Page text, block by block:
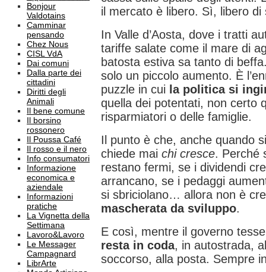
Bonjour
Valdotains
Camminar
pensando
Chez Nous
CISL VdA
Dai comuni
Dalla parte dei
cittadini
Diritti degli
Animali
Il bene comune
Il borsino
rossonero
Il Poussa Café
Il rosso e il nero
Info consumatori
Informazione
economica e
aziendale
Informazioni
pratiche
La Vignetta della
Settimana
Lavoro&Lavoro
Le Messager
Campagnard
LibrArte
il mercato è libero. Sì, libero di
In Valle d’Aosta, dove i tratti
tariffe salate come il mare di
batosta estiva sa tanto di
solo un piccolo aumento. È
puzzle in cui la politica si
quella dei potentati, non certo
risparmiatori o delle famiglie.
Il punto è che, anche quando
chiede mai chi cresce. Perché
restano fermi, se i dividendi
arrancano, se i pedaggi
si sbriciolano… allora non è
mascherata da sviluppo.
E così, mentre il governo
resta in coda, in autostrada,
soccorso, alla posta. Sempre